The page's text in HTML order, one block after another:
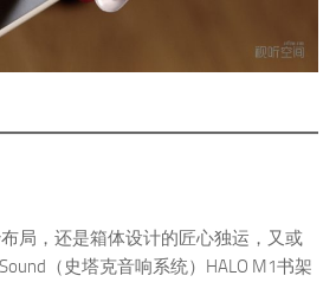
局，还是箱体设计的匠心独运，又或
（史塔克音响系统）HALO M1书架